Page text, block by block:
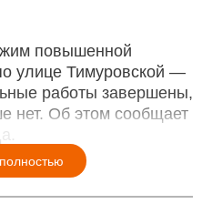
повышенной
улице Тимуровской —
работы завершены,
нет. Об этом сообщает